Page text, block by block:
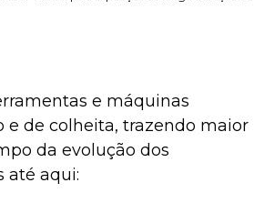
e máquinas
e de colheita, trazendo maior
da evolução dos
até aqui: